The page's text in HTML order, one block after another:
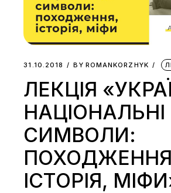
31.10.2018 BY ROMANKORZHYK
ЛЕКЦІЯ
НАЦІОНАЛЬНІ
СИМВОЛИ:
ІСТОРІЯ,